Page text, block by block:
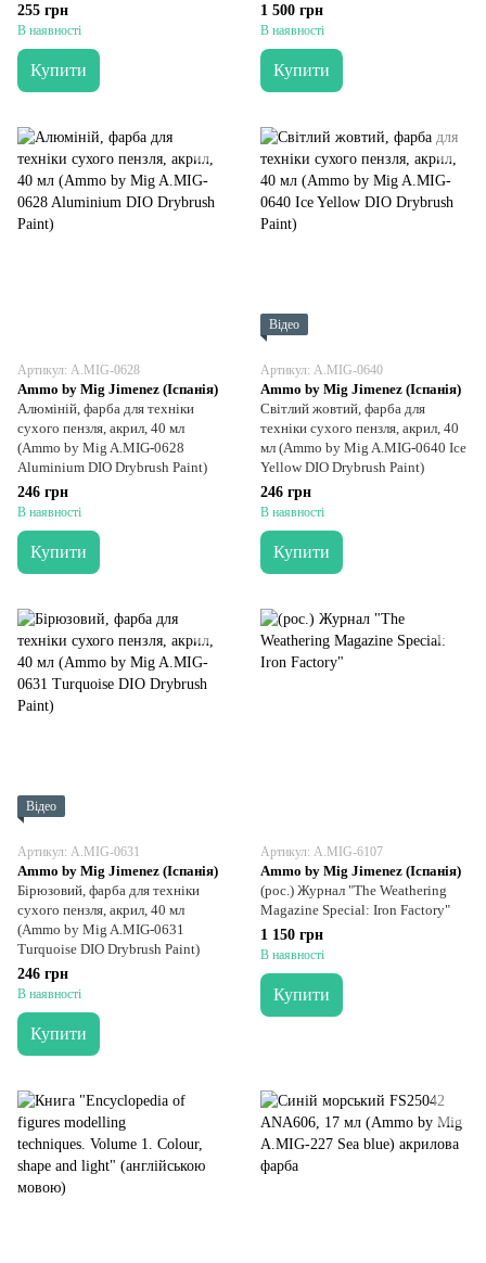
255 грн
В наявності
Купити
1 500 грн
В наявності
Купити
Артикул: A.MIG-0628
Ammo by Mig Jimenez (Іспанія)
Алюміній, фарба для техніки
сухого пензля, акрил, 40 мл
(Ammo by Mig A.MIG-0628
Aluminium DIO Drybrush Paint)
246 грн
В наявності
Купити
Відео
Артикул: A.MIG-0640
Ammo by Mig Jimenez (Іспанія)
Світлий жовтий, фарба для
техніки сухого пензля, акрил, 40
мл (Ammo by Mig A.MIG-0640 Ice
Yellow DIO Drybrush Paint)
246 грн
В наявності
Купити
Відео
Артикул: A.MIG-0631
Ammo by Mig Jimenez (Іспанія)
Бірюзовий, фарба для техніки
сухого пензля, акрил, 40 мл
(Ammo by Mig A.MIG-0631
Turquoise DIO Drybrush Paint)
246 грн
В наявності
Купити
Артикул: A.MIG-6107
Ammo by Mig Jimenez (Іспанія)
(рос.) Журнал "The Weathering
Magazine Special: Iron Factory"
1 150 грн
В наявності
Купити